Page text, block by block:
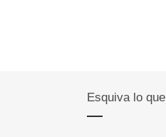
Esquiva lo